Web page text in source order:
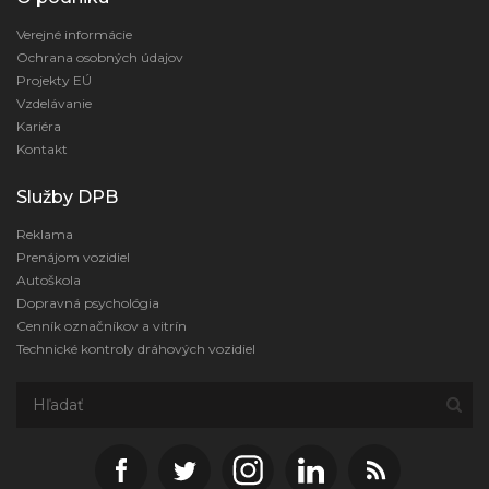
Verejné informácie
Ochrana osobných údajov
Projekty EÚ
Vzdelávanie
Kariéra
Kontakt
Služby DPB
Reklama
Prenájom vozidiel
Autoškola
Dopravná psychológia
Cenník označníkov a vitrín
Technické kontroly dráhových vozidiel